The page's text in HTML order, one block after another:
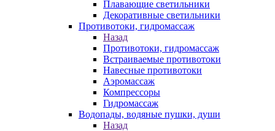
Плавающие светильники
Декоративные светильники
Противотоки, гидромассаж
Назад
Противотоки, гидромассаж
Встраиваемые противотоки
Навесные противотоки
Аэромассаж
Компрессоры
Гидромассаж
Водопады, водяные пушки, души
Назад